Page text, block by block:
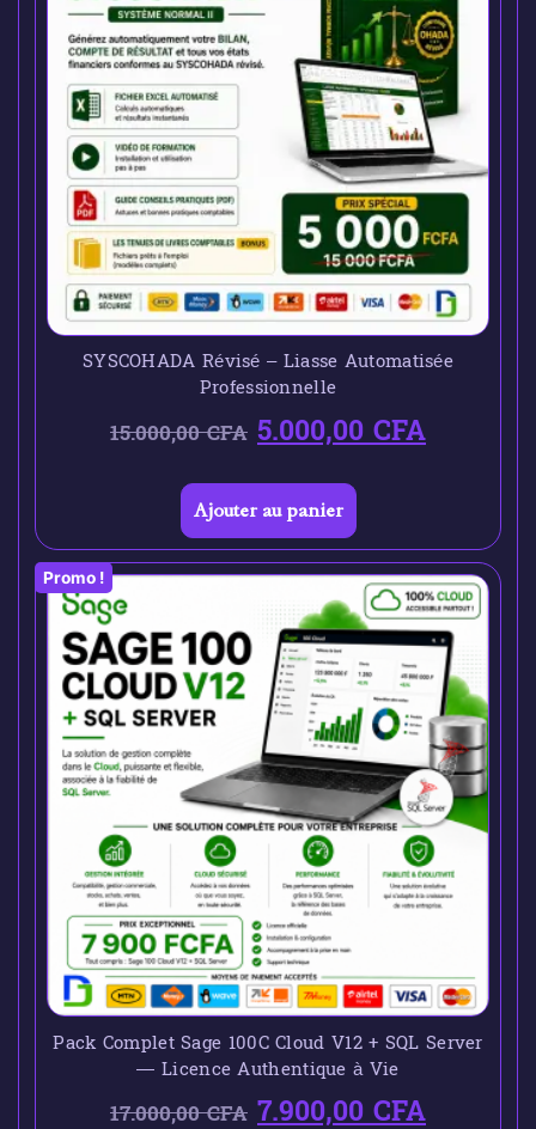
SYSCOHADA Révisé – Liasse Automatisée
Professionnelle
15.000,00CFA 5.000,00CFA
Ajouter au panier
Promo !
Pack Complet Sage 100C Cloud V12 + SQL Server
— Licence Authentique à Vie
17.000,00CFA 7.900,00CFA